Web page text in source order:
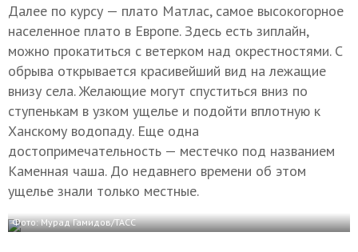
Далее по курсу — плато Матлас, самое высокогорное
населенное плато в Европе. Здесь есть зиплайн,
можно прокатиться с ветерком над окрестностями. С
обрыва открывается красивейший вид на лежащие
внизу села. Желающие могут спуститься вниз по
ступенькам в узком ущелье и подойти вплотную к
Ханскому водопаду. Еще одна
достопримечательность — местечко под названием
Каменная чаша. До недавнего времени об этом
ущелье знали только местные.
Фото: Мурад Гамидов/ТАСС